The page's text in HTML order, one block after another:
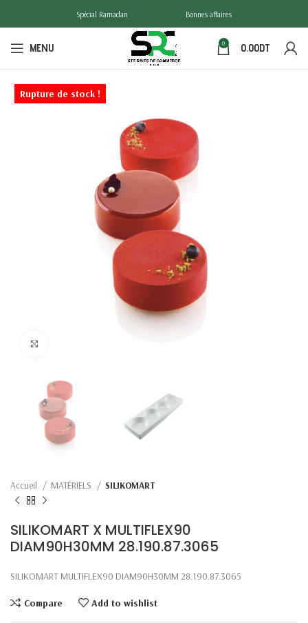
Spécial Ramadan Bonnes affaires
MENU 0 0.00DT
Rupture de stock !
Accueil MATÉRIELS SILIKOMART
SILIKOMART X MULTIFLEX90
DIAM90H30MM 28.190.87.3065
SILIKOMART MULTIFLEX90 DIAM90H30MM 28.190.87.3065
Compare Add to wishlist